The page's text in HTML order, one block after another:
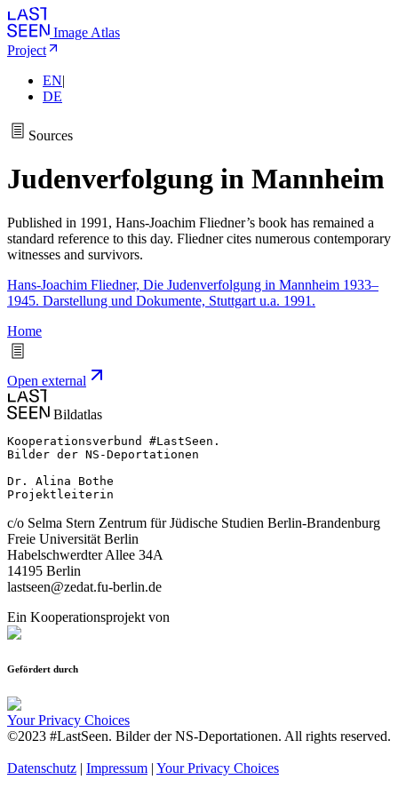
Image Atlas
Project
EN|
DE
Sources
Judenverfolgung in Mannheim
Published in 1991, Hans-Joachim Fliedner’s book has remained a
standard reference to this day. Fliedner cites numerous contemporary
witnesses and survivors.
Hans-Joachim Fliedner, Die Judenverfolgung in Mannheim 1933–
1945. Darstellung und Dokumente, Stuttgart u.a. 1991.
Home
Open external
Bildatlas
Kooperationsverbund #LastSeen.
Bilder der NS-Deportationen
Dr. Alina Bothe
Projektleiterin
c/o Selma Stern Zentrum für Jüdische Studien Berlin-Brandenburg
Freie Universität Berlin
Habelschwerdter Allee 34A
14195 Berlin
lastseen@zedat.fu-berlin.de
Ein Kooperationsprojekt von
Gefördert durch
Your Privacy Choices
©2023 #LastSeen. Bilder der NS-Deportationen. All rights reserved.
Datenschutz | Impressum | Your Privacy Choices